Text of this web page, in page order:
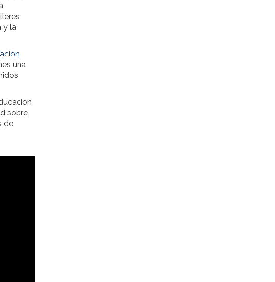
y la
una
sobre
de